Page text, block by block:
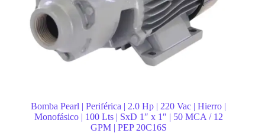
Bomba Pearl | Periférica | 2.0 Hp | 220 Vac | Hierro |
Monofásico | 100 Lts | SxD 1″ x 1″ | 50 MCA / 12
GPM | PEP 20C16S